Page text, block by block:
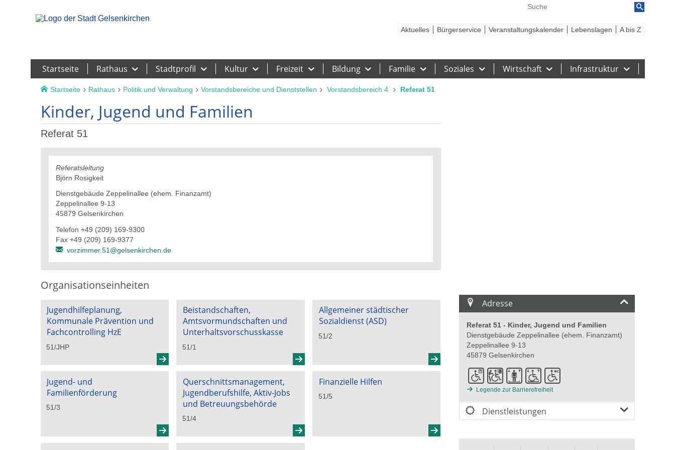
Startseite Rathaus Stadtprofil Kultur Freizeit Bildung Familie Soziales Wirtschaft Infrastruktur
Aktuelles Bürgerservice Veranstaltungskalender Lebenslagen A bis Z
Startseite Rathaus Politik und Verwaltung Vorstandsbereiche und Dienststellen Vorstandsbereich 4 Referat 51
Kinder, Jugend und Familien
Referat 51
Referatsleitung
Björn Rosigkeit
Dienstgebäude Zeppelinallee (ehem. Finanzamt)
Zeppelinallee 9-13
45879 Gelsenkirchen
Telefon +49 (209) 169-9300
Fax +49 (209) 169-9377
vorzimmer.51@gelsenkirchen.de
Organisationseinheiten
Jugendhilfeplanung,
Kommunale Prävention und
Fachcontrolling HzE
51/JHP
Beistandschaften,
Amtsvormundschaften und
Unterhaltsvorschusskasse
51/1
Allgemeiner städtischer
Sozialdienst (ASD)
51/2
Jugend- und
Familienförderung
51/3
Querschnittsmanagement,
Jugendberufshilfe, Aktiv-Jobs
und Betreuungsbehörde
51/4
Finanzielle Hilfen
51/5
Adresse
Referat 51 - Kinder, Jugend und Familien
Dienstgebäude Zeppelinallee (ehem. Finanzamt)
Zeppelinallee 9-13
45879 Gelsenkirchen
Legende zur Barrierefreiheit
Dienstleistungen